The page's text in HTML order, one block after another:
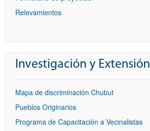
Relevamientos
Investigación y Extensión
Mapa de discriminación Chubut
Pueblos Originarios
Programa de Capacitación a Vecinalistas